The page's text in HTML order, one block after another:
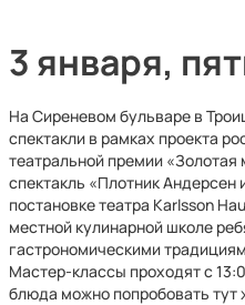
3 января,
На Сиреневом бульваре в
спектакли в рамках проекта
театральной премии «Золотая
спектакль «Плотник Андерсен
постановке театра Karlsson
местной кулинарной школе
гастрономическими
Мастер-классы проходят с
блюда можно попробовать тут